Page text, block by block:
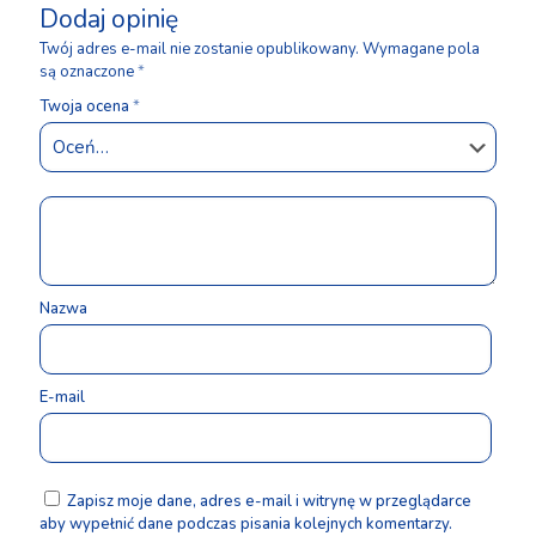
Dodaj opinię
Twój adres e-mail nie zostanie opublikowany. Wymagane pola
są oznaczone*
Twoja ocena *
Nazwa
E-mail
Zapisz moje dane, adres e-mail i witrynę w przeglądarce
aby wypełnić dane podczas pisania kolejnych komentarzy.